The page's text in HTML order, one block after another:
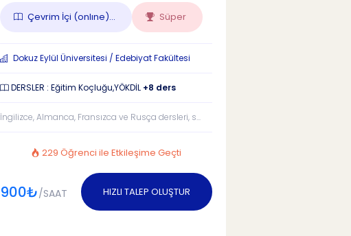
Çevrim İçi (onlıne)... Süper
Dokuz Eylül Üniversitesi / Edebiyat Fakültesi
DERSLER : Eğitim Koçluğu,YÖKDİL +8 ders
İngilizce, Almanca, Fransızca ve Rusça dersleri, s...
229 Öğrenci ile Etkileşime Geçti
900₺/SAAT HIZLI TALEP OLUŞTUR